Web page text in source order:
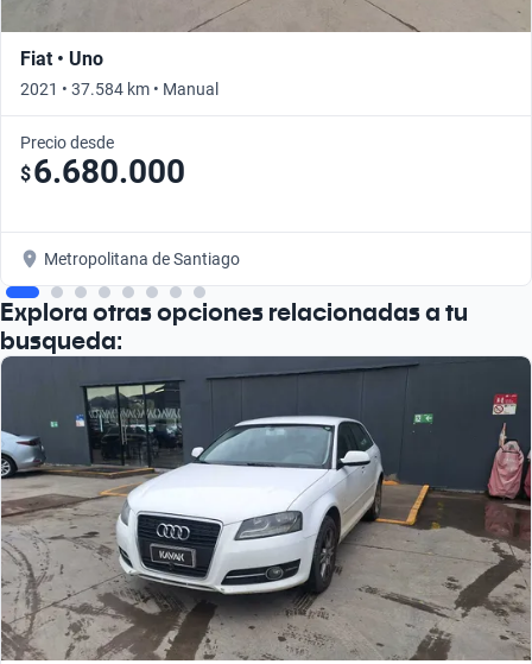
Fiat • Uno
2021 • 37.584 km • Manual
Precio desde
$6.680.000
Metropolitana de Santiago
Explora otras opciones relacionadas a tu
busqueda: